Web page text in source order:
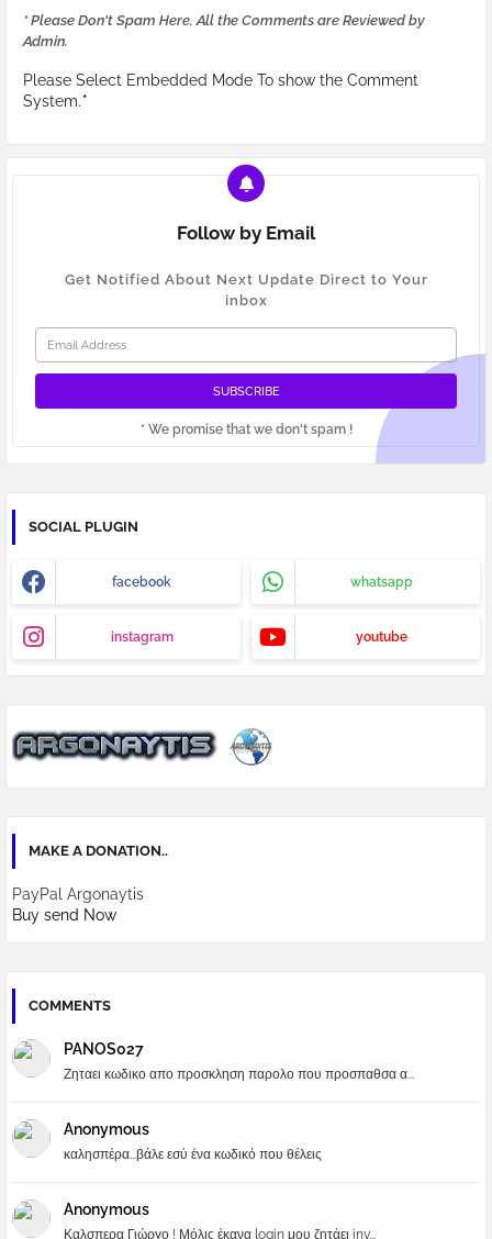
* Please Don't Spam Here. All the Comments are Reviewed by
Admin.
Please Select Embedded Mode To show the Comment
System.*
Follow by Email
Get Notified About Next Update Direct to Your
inbox
* We promise that we don't spam !
SOCIAL PLUGIN
facebook whatsapp
instagram youtube
MAKE A DONATION..
PayPal Argonaytis
Buy send Now
COMMENTS
PANOS027
Ζηταει κωδικο απο προσκληση παρολο που προσπαθσα α...
Anonymous
καλησπέρα...βάλε εσύ ένα κωδικό που θέλεις
Anonymous
Καλσπερα Γιώργο ! Μόλις έκανα login μου ζητάει inv...